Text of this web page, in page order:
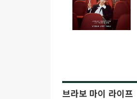
브라보 마이 라이프